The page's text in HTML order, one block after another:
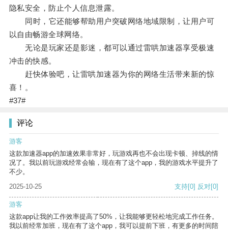
隐私安全，防止个人信息泄露。
同时，它还能够帮助用户突破网络地域限制，让用户可
以自由畅游全球网络。
无论是玩家还是影迷，都可以通过雷哄加速器享受极速
冲击的快感。
赶快体验吧，让雷哄加速器为你的网络生活带来新的惊
喜！。
#37#
评论
游客
这款加速器app的加速效果非常好，玩游戏再也不会出现卡顿、掉线的情
况了。我以前玩游戏经常会输，现在有了这个app，我的游戏水平提升了
不少。
2025-10-25
支持[0] 反对[0]
游客
这款app让我的工作效率提高了50%，让我能够更轻松地完成工作任务。
我以前经常加班，现在有了这个app，我可以提前下班，有更多的时间陪